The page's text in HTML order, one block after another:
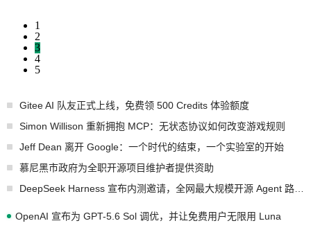
1
2
3
4
5
Gitee AI 队友正式上线，免费领 500 Credits 体验额度
Simon Willison 重新拥抱 MCP：无状态协议如何改变游戏规则
Jeff Dean 离开 Google：一个时代的结束，一个实验室的开始
慕尼黑市政府为全职开源项目维护者提供资助
OpenAI 宣布为 GPT-5.6 Sol 调优，并让免费用户无限用 Luna